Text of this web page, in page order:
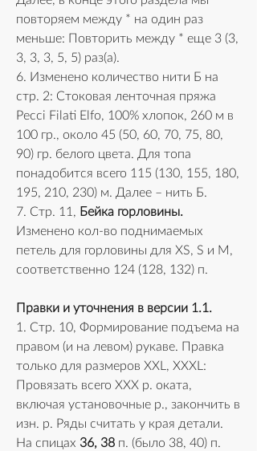
повторяем между * на один раз
меньше: Повторить между * еще 3 (3,
3, 3, 3, 5, 5) раз(а).
6. Изменено количество нити Б на
стр. 2: Стоковая ленточная пряжа
Pecci Filati Elfo, 100% хлопок, 260 м в
100 гр., около 45 (50, 60, 70, 75, 80,
90) гр. белого цвета. Для топа
понадобится всего 115 (130, 155, 180,
195, 210, 230) м. Далее – нить Б.
7. Стр. 11, Бейка горловины.
Изменено кол-во поднимаемых
петель для горловины для XS, S и M,
соответственно 124 (128, 132) п.
Правки и уточнения в версии 1.1.
1. Стр. 10, Формирование подъема на
правом (и на левом) рукаве. Правка
только для размеров XXL, XXXL:
Провязать всего XXX р. оката,
включая установочные р., закончить в
изн. р. Ряды считать у края детали.
На спицах 36, 38 п. (было 38, 40) п.